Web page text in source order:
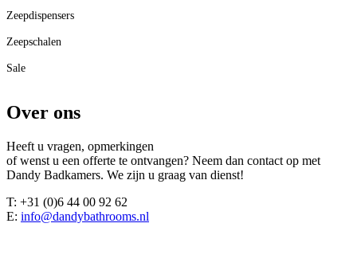
Zeepdispensers
Zeepschalen
Sale
Over ons
Heeft u vragen, opmerkingen
of wenst u een offerte te ontvangen? Neem dan contact op met
Dandy Badkamers. We zijn u graag van dienst!
T: +31 (0)6 44 00 92 62
E: info@dandybathrooms.nl